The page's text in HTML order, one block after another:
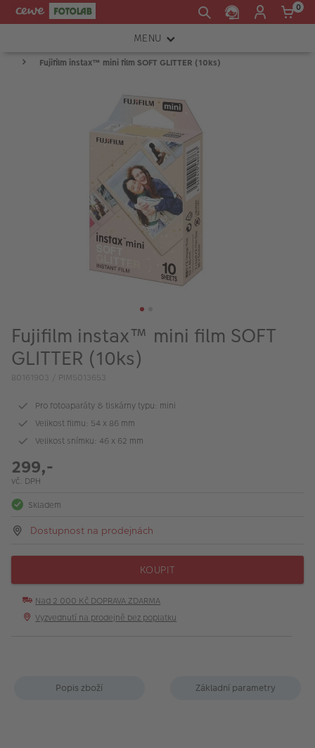
0
MENU
FOTOAPARÁTY
TISKÁRNY A SKENERY
FOTO BAZAR
Akce a slevy
Fotoprodukty
Fujifilm instax™ mini film SOFT GLITTER (10ks)
Fujifilm instax™ mini film SOFT
GLITTER (10ks)
80161903 / PIM5013653
Pro fotoaparáty & tiskárny typu: mini
Velikost filmu: 54 x 86 mm
Velikost snímku: 46 x 62 mm
299,-
vč. DPH
Skladem
Dostupnost na prodejnách
KOUPIT
Nad 2 000 Kč DOPRAVA ZDARMA
Vyzvednutí na prodejně bez poplatku
Popis zboží Základní parametry